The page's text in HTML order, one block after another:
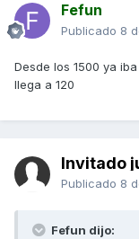
Fefun
Publicado 8
Desde los 1500 ya
llega a 120
Invitado
Publicado 8
Fefun dijo: